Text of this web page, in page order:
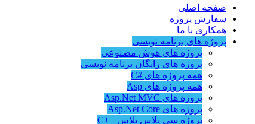
صفحه اصلی
سفارش پروژه
همکاری با ما
پروژه های برنامه نویسی
پروژه های هوش مصنوعی
پروژه های رایگان برنامه نویسی
همه پروژه های #C
همه پروژه های Asp
پروژه های Asp.Net MVC
پروژه های Asp.Net Core
پروژه سی پلاس پلاس ++C